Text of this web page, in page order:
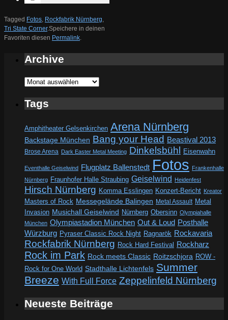
Tagged Fotos, Rockfabrik Nürnberg,
Tri State Corner.Speichere in deinen
Favoriten diesen Permalink.
Archive
Archive
Tags
Amphitheater Gelsenkirchen Arena Nürnberg
Backstage München Bang your Head Beastival 2013
Brose Arena Dark Easter Metal Meeting Dinkelsbühl Eisenwahn
Eventhalle Geiselwind Flugplatz Ballenstedt Fotos Frankenhalle
Nürnberg Fraunhofer Halle Straubing Geiselwind Heidenfest
Hirsch Nürnberg Komma Esslingen Konzert-Bericht Kreator
Masters of Rock Messegelände Balingen Metal Assault Metal
Invasion Musichall Geiselwind Nürnberg Obersinn Olympiahalle
München Olympiastadion München Out & Loud Posthalle
Würzburg Pyraser Classic Rock Night Ragnarök Rockavaria
Rockfabrik Nürnberg Rock Hard Festival Rockharz
Rock im Park Rock meets Classic Roitzschjora ROW -
Rock for One World Stadthalle Lichtenfels Summer
Breeze With Full Force Zeppelinfeld Nürnberg
Neueste Beiträge